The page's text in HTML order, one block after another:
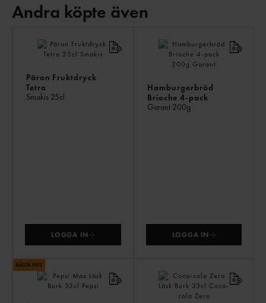
Andra köpte även
Päron Fruktdryck
Tetra
Smakis 25cl
LOGGA IN
Hamburgerbröd
Brioche 4-pack
Garant 200g
LOGGA IN